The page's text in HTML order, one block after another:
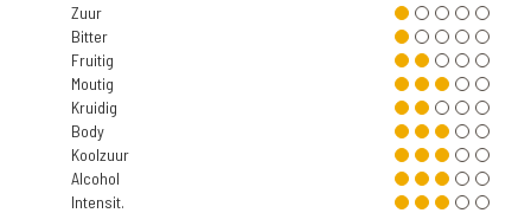
Zuur
Bitter
Fruitig
Moutig
Kruidig
Body
Koolzuur
Alcohol
Intensit.